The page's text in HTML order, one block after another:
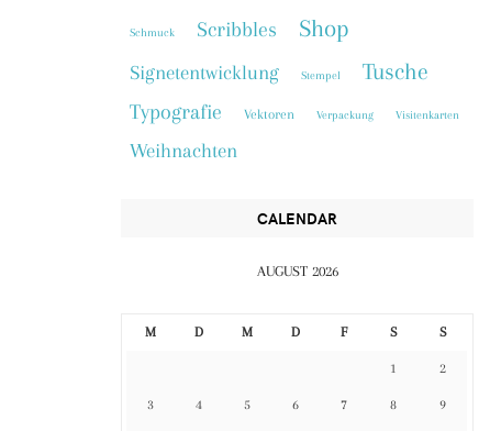
Schmuck Scribbles Shop
Signetentwicklung Stempel Tusche
Typografie Vektoren Verpackung Visitenkarten
Weihnachten
CALENDAR
AUGUST 2026
M D M D F S S
1 2
3 4 5 6 7 8 9